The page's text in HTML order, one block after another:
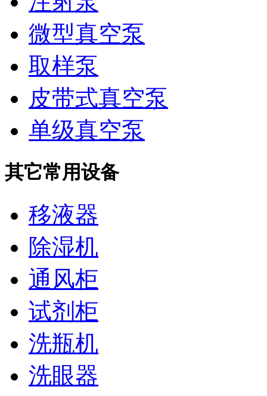
微型真空泵
取样泵
皮带式真空泵
单级真空泵
其它常用设备
移液器
除湿机
通风柜
试剂柜
洗瓶机
洗眼器